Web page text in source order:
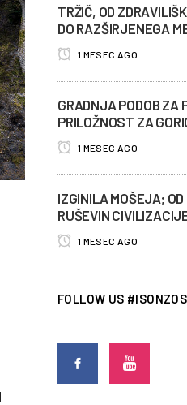
TRŽIČ, OD
DO RAZŠIRJENEGA
1 MESEC AGO
GRADNJA PODOB ZA
PRILOŽNOST ZA
1 MESEC AGO
IZGINILA MOŠEJA;
RUŠEVIN
1 MESEC AGO
FOLLOW US